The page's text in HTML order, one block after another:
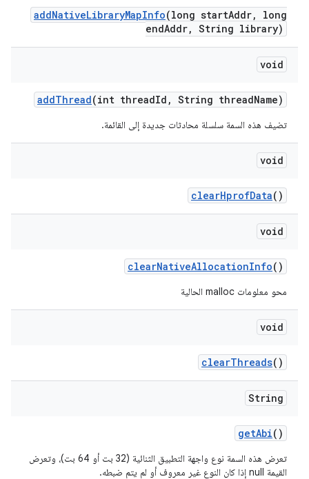
addNativeLibraryMapInfo(long startAddr,
long
endAddr, String library)
void
addThread(int threadId , String threadName)
تضيف هذه السمة سلسلة محادثات جديدة إلى القائمة.
void
clearHprofData()
void
clearNativeAllocationInfo()
محو معلومات malloc الحالية
void
clearThreads()
String
getAbi()
تعرض هذه السمة نوع واجهة التطبيق الثنائية (32 بت أو 64 بت)، وتعرض
القيمة null إذا كان النوع غير معروف أو لم يتم ضبطه.